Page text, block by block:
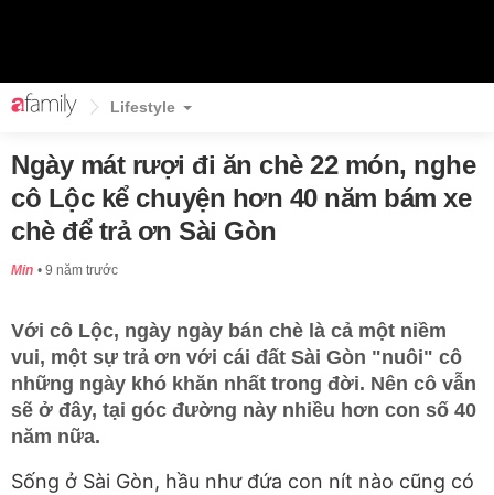
Lifestyle
Ngày mát rượi đi ăn chè 22 món, nghe
cô Lộc kể chuyện hơn 40 năm bám xe
chè để trả ơn Sài Gòn
Min 9 năm trước
Với cô Lộc, ngày ngày bán chè là cả một niềm
vui, một sự trả ơn với cái đất Sài Gòn "nuôi" cô
những ngày khó khăn nhất trong đời. Nên cô vẫn
sẽ ở đây, tại góc đường này nhiều hơn con số 40
năm nữa.
Sống ở Sài Gòn, hầu như đứa con nít nào cũng có